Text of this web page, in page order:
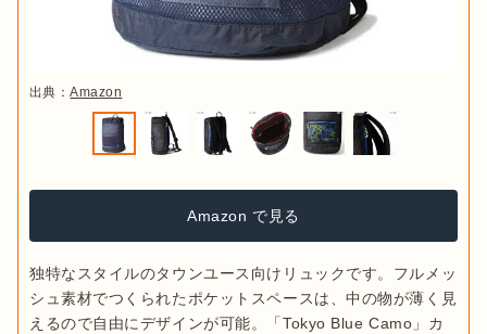
出典：Amazon
Amazon で見る
独特なスタイルのタウンユース向けリュックです。フルメッ
シュ素材でつくられたポケットスペースは、中の物が薄く見
えるので自由にデザインが可能。「Tokyo Blue Camo」カ